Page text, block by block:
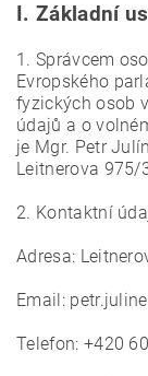
I. Základní
1. Správcem
Evropského
fyzických osob
údajů a o
je Mgr. Petr
Leitnerova 975/
2. Kontaktní
Adresa:
Email:
Telefon: +420